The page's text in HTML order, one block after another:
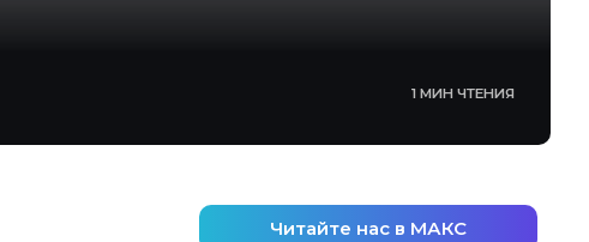
1 МИН ЧТЕНИЯ
Читайте нас в МАКС